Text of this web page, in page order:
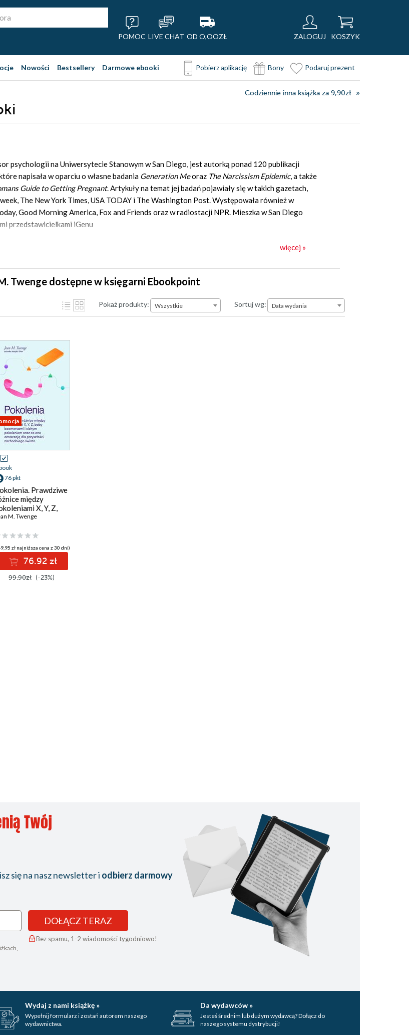
POMOC LIVE CHAT OD O,OOZŁ ZALOGUJ KOSZYK
Nowości Bestsellery Darmowe ebooki Pobierz aplikację Bony Podaruj prezent
Codziennie inna książka za 9,90zł
psychologii na Uniwersytecie Stanowym w San Diego, jest autorką ponad 120 publikacji
napisała w oparciu o własne badania Generation Meoraz The Narcissism Epidemic, a także
Guide to Getting Pregnant. Artykuły na temat jej badań pojawiały się w takich gazetach,
The New York Times, USA TODAY i The Washington Post. Występowała również w
Good Morning America, Fox and Friends oraz w radiostacji NPR. Mieszka w San Diego
przedstawicielkami iGenu
więcej »
Twenge dostępne w księgarni Ebookpoint
Pokaż produkty: Wszystkie Sortuj wg:Data wydania
Data wydania
76 pkt
Prawdziwe
między
X, Y, Z,
boomersami i
co one oznaczają
przyszłości
świata
M. Twenge
zł najniższa cena z 30 dni)
76.92 zł
99.90zł (-23%)
Twój
się na nasz newsletter i odbierz darmowy
DOŁĄCZ TERAZ
Bez spamu, 1-2 wiadomości tygodniowo!
Wydaj z nami książkę »
Wypełnij formularz i zostań autorem naszego
wydawnictwa.
Da wydawców »
Jesteś średnim lub dużym wydawcą? Dołącz do
naszego systemu dystrybucji!